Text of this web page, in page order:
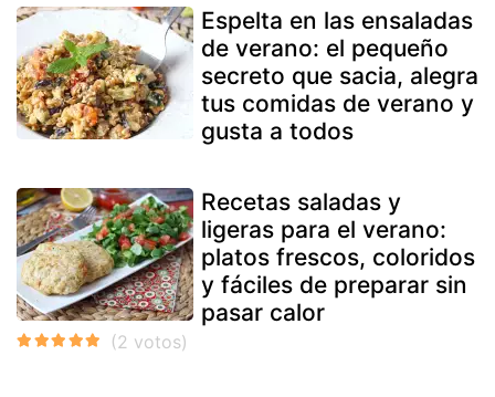
Espelta en las ensaladas
de verano: el pequeño
secreto que sacia, alegra
tus comidas de verano y
gusta a todos
Recetas saladas y
ligeras para el verano:
platos frescos, coloridos
y fáciles de preparar sin
pasar calor